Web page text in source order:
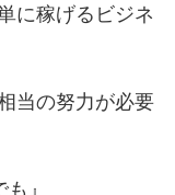
に稼げるビジネ
当の努力が必要
』